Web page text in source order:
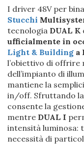
I driver 48V per
Stucchi
tecnologia DUAL K
ufficialmente in
Light & Building a
l’obiettivo di offrire
dell’impianto di
mantiene la
in/off. Sfruttando
consente la
mentre DUAL I
intensità luminosa:
necessità di